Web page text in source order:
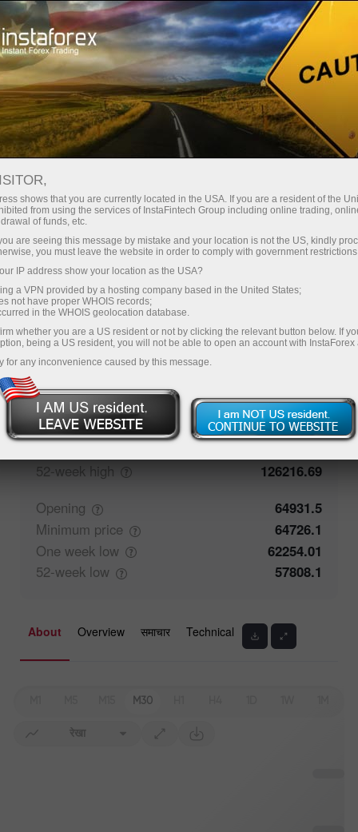
ट्रेडर्स के लिए ट्रेडिंग इंस्ट्रूमेंट्स #BITCOIN
Bitcoin
65210.19 (%) 09 Aug 2026 13:48
Buy
65210.19
Sell
50% Traders' feedback 50%
Closing
64932.4
Maximumprice
65262.1
52-week high
126216.69
Opening
64931.5
Minimum price
64726.1
One week low
62254.01
52-week low 57808.1
About Overview समाचार Technical
M30
रेखा
shows that you are currently located in the USA. If you are a resident of the
from using the services of InstaFintech Group including online trading,
of funds, etc.
are seeing this message by mistake and your location is not the US, kindly
you must leave the website in order to comply with government
IP address show your location as the USA?
a VPN provided by a hosting company based in the United States;
not have proper WHOIS records;
in the WHOIS geolocation database.
whether you are a US resident or not by clicking the relevant button below. If
being a US resident, you will not be able to open an account with InstaForex
for any inconvenience caused by this message.